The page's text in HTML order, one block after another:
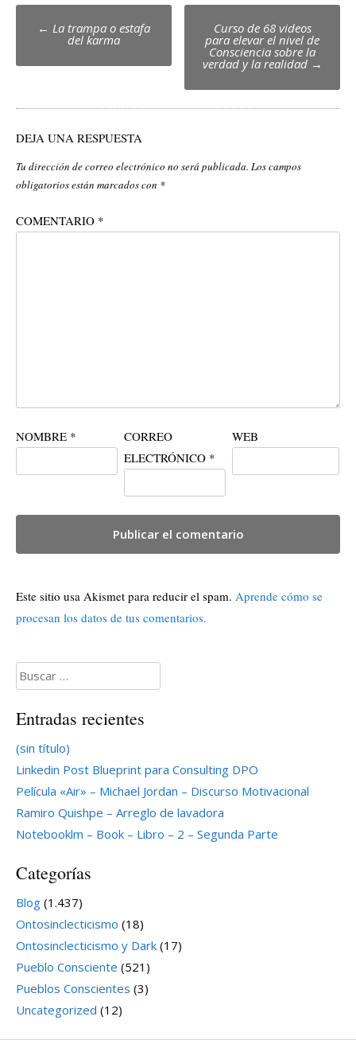
Post
navigation
← La trampa o estafa
del karma
Curso de 68 videos
para elevar el nivel de
Consciencia sobre la
verdad y la realidad →
DEJA UNA RESPUESTA
Tu dirección de correo electrónico no será publicada. Los campos
obligatorios están marcados con *
COMENTARIO *
NOMBRE *
CORREO
ELECTRÓNICO *
WEB
Este sitio usa Akismet para reducir el spam. Aprende cómo se
procesan los datos de tus comentarios.
Buscar:
Entradas recientes
(sin título)
Linkedin Post Blueprint para Consulting DPO
Película «Air» – Michael Jordan – Discurso Motivacional
Ramiro Quishpe – Arreglo de lavadora
Notebooklm – Book – Libro – 2 – Segunda Parte
Categorías
Blog (1.437)
Ontosinclecticismo (18)
Ontosinclecticismo y Dark (17)
Pueblo Consciente (521)
Pueblos Conscientes (3)
Uncategorized (12)